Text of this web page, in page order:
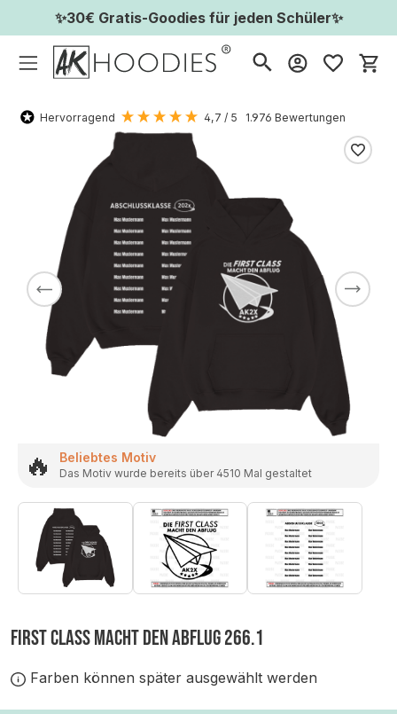
✨30€ Gratis-Goodies für jeden Schüler✨
Hervorragend 4,7 / 5 1.976 Bewertungen
🔥 Beliebtes Motiv
Das Motiv wurde bereits über 4510 Mal gestaltet
FIRST CLASS MACHT DEN ABFLUG 266.1
Farben können später ausgewählt werden